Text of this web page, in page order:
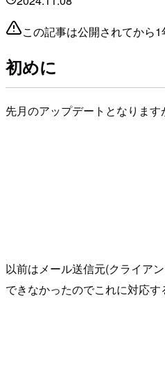
この記事は公開されてから
初めに
先月のアップデートとなりま
以前はメール送信元(クライア
できなかったのでこれに対応す